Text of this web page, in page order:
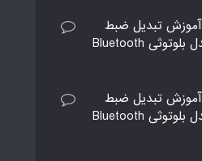
آموزش تبدیل ضبط
صوت قدیمی به مدل بلوتوثی Bluetooth
آموزش تبدیل ضبط
صوت قدیمی به مدل بلوتوثی Bluetooth